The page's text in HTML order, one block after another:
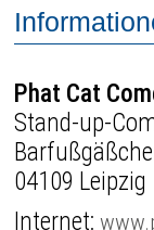
Phat Cat
Stand-up-
04109 Leipzig
Internet: